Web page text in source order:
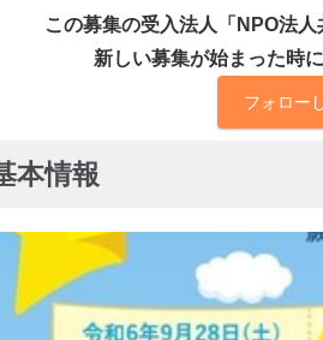
この募集の受入法人「NPO法人
新しい募集が始まった時
フォロー
本情報